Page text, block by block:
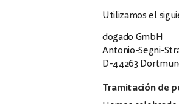
Utilizamos el
dogado GmbH
Antonio-Segni-
D-44263
Tramitación de